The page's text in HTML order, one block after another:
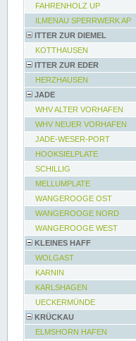
FAHRENHOLZ UP
ILMENAU SPERRWERK AP
ITTER ZUR DIEMEL
KOTTHAUSEN
ITTER ZUR EDER
HERZHAUSEN
JADE
WHV ALTER VORHAFEN
WHV NEUER VORHAFEN
JADE-WESER-PORT
HOOKSIELPLATE
SCHILLIG
MELLUMPLATE
WANGEROOGE OST
WANGEROOGE NORD
WANGEROOGE WEST
KLEINES HAFF
WOLGAST
KARNIN
KARLSHAGEN
UECKERMÜNDE
KRÜCKAU
ELMSHORN HAFEN